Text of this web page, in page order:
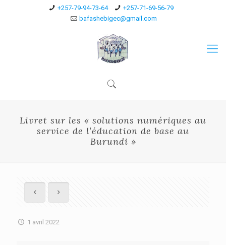
+257-79-94-73-64
+257-71-69-56-79
bafashebigec@gmail.com
Livret sur les « solutions numériques au
service de l’éducation de base au
Burundi »
1 avril 2022